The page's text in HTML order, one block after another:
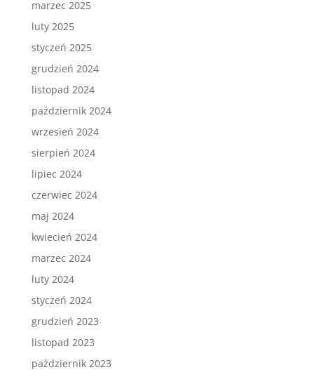
marzec 2025
luty 2025
styczeń 2025
grudzień 2024
listopad 2024
październik 2024
wrzesień 2024
sierpień 2024
lipiec 2024
czerwiec 2024
maj 2024
kwiecień 2024
marzec 2024
luty 2024
styczeń 2024
grudzień 2023
listopad 2023
październik 2023